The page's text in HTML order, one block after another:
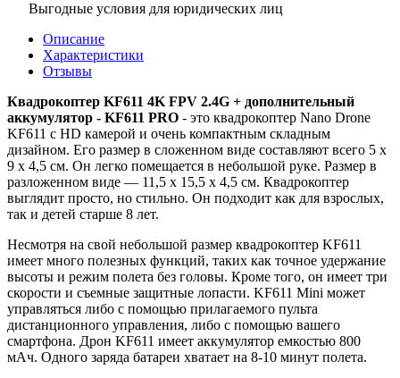
Выгодные условия для юридических лиц
Описание
Характеристики
Отзывы
Квадрокоптер KF611 4K FPV 2.4G + дополнительный
аккумулятор - KF611 PRO - это квадрокоптер Nano Drone
KF611 с HD камерой и очень компактным складным
дизайном. Его размер в сложенном виде составляют всего 5 х
9 х 4,5 см. Он легко помещается в небольшой руке. Размер в
разложенном виде — 11,5 х 15,5 х 4,5 см. Квадрокоптер
выглядит просто, но стильно. Он подходит как для взрослых,
так и детей старше 8 лет.
Несмотря на свой небольшой размер квадрокоптер KF611
имеет много полезных функций, таких как точное удержание
высоты и режим полета без головы. Кроме того, он имеет три
скорости и съемные защитные лопасти. KF611 Mini может
управляться либо с помощью прилагаемого пульта
дистанционного управления, либо с помощью вашего
смартфона. Дрон KF611 имеет аккумулятор емкостью 800
мАч. Одного заряда батареи хватает на 8-10 минут полета.